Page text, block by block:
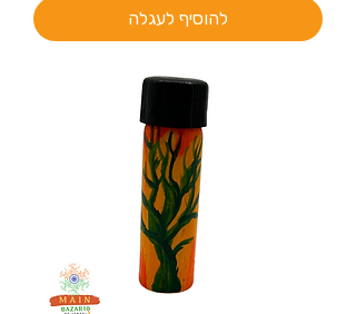
להוסיף לעגלה